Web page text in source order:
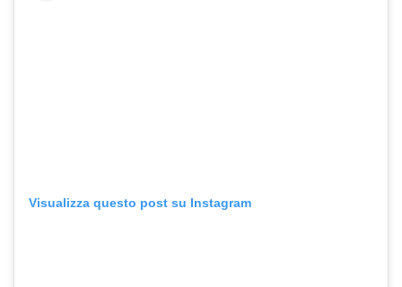
Visualizza questo post su Instagram